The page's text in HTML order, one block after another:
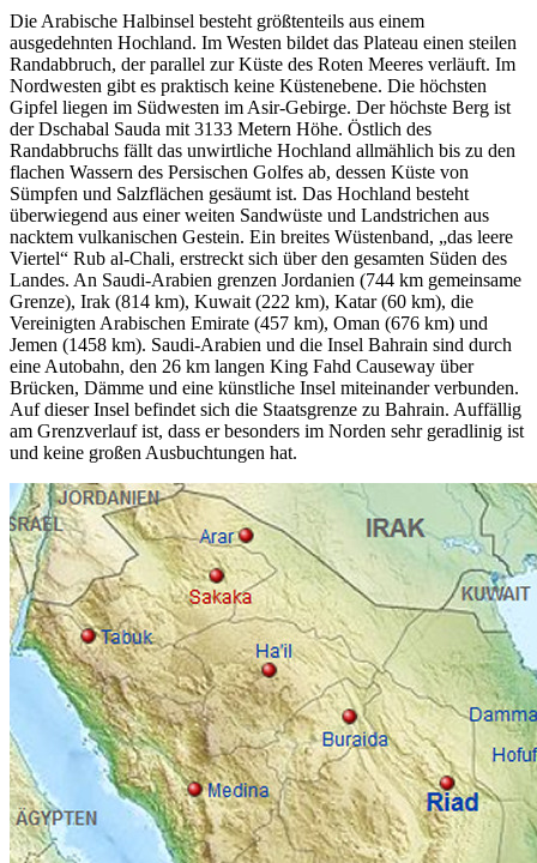
Die Arabische Halbinsel besteht größtenteils aus einem
ausgedehnten Hochland. Im Westen bildet das Plateau einen steilen
Randabbruch, der parallel zur Küste des Roten Meeres verläuft. Im
Nordwesten gibt es praktisch keine Küstenebene. Die höchsten
Gipfel liegen im Südwesten im Asir-Gebirge. Der höchste Berg ist
der Dschabal Sauda mit 3133 Metern Höhe. Östlich des
Randabbruchs fällt das unwirtliche Hochland allmählich bis zu den
flachen Wassern des Persischen Golfes ab, dessen Küste von
Sümpfen und Salzflächen gesäumt ist. Das Hochland besteht
überwiegend aus einer weiten Sandwüste und Landstrichen aus
nacktem vulkanischen Gestein. Ein breites Wüstenband, „das leere
Viertel“ Rub al-Chali, erstreckt sich über den gesamten Süden des
Landes. An Saudi-Arabien grenzen Jordanien (744 km gemeinsame
Grenze), Irak (814 km), Kuwait (222 km), Katar (60 km), die
Vereinigten Arabischen Emirate (457 km), Oman (676 km) und
Jemen (1458 km). Saudi-Arabien und die Insel Bahrain sind durch
eine Autobahn, den 26 km langen King Fahd Causeway über
Brücken, Dämme und eine künstliche Insel miteinander verbunden.
Auf dieser Insel befindet sich die Staatsgrenze zu Bahrain. Auffällig
am Grenzverlauf ist, dass er besonders im Norden sehr geradlinig ist
und keine großen Ausbuchtungen hat.